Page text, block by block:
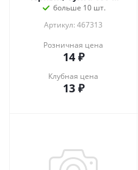
больше 10 шт.
Артикул: 467313
Розничная цена
14₽
Клубная цена
13₽